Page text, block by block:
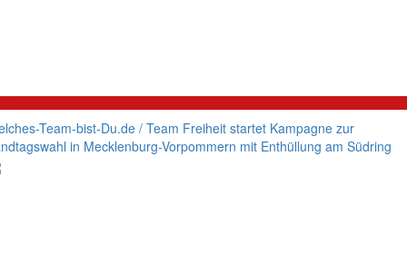
Team-bist-Du.de / Team Freiheit startet Kampagne zur
in Mecklenburg-Vorpommern mit Enthüllung am Südring